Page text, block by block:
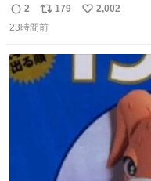
う魔力あるのよな
返
信
2
リ
ポ
ト
数
179
い
2,002
23時間前